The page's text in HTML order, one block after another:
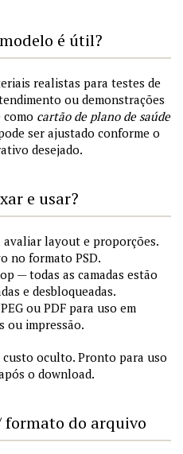
é útil?
realistas para testes de
ou demonstrações
cartão de plano de saúde
ser ajustado conforme o
desejado.
e usar?
avaliar layout e proporções.
no formato PSD.
— todas as camadas estão
e desbloqueadas.
ou PDF para uso em
ou impressão.
oculto. Pronto para uso
o download.
formato do arquivo